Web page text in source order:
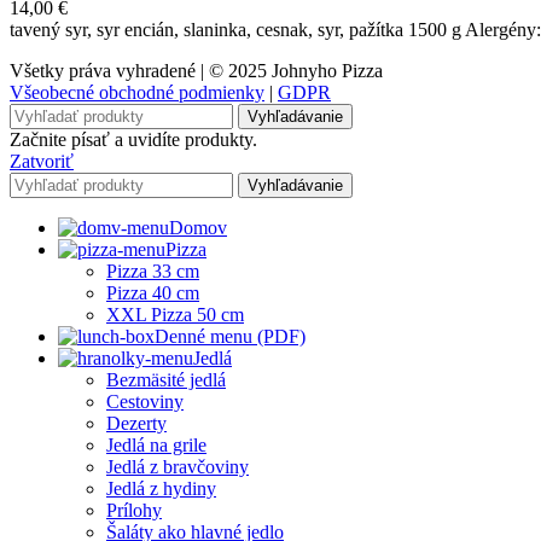
14,00 €
tavený syr, syr encián, slaninka, cesnak, syr, pažítka 1500 g
Všetky práva vyhradené | © 2025 Johnyho Pizza
Všeobecné obchodné podmienky | GDPR
Vyhľadávanie
Začnite písať a uvidíte produkty.
Zatvoriť
Vyhľadávanie
Domov
Pizza
Pizza 33 cm
Pizza 40 cm
XXL Pizza 50 cm
Denné menu (PDF)
Jedlá
Bezmäsité jedlá
Cestoviny
Dezerty
Jedlá na grile
Jedlá z bravčoviny
Jedlá z hydiny
Prílohy
Šaláty ako hlavné jedlo